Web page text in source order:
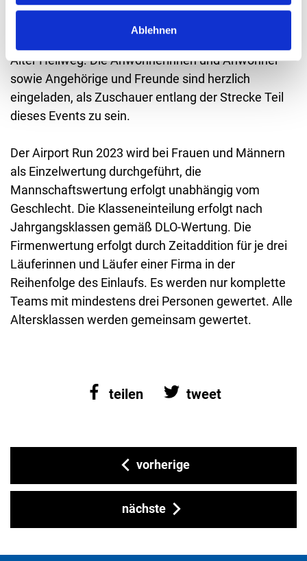
Ablehnen
Tiggstraße/Flughafenstraße bis zum Kötterweg;
Abzweigungen Schmiedeweg, Köhlerstraße,
Alter Hellweg. Die Anwohnerinnen und Anwohner
sowie Angehörige und Freunde sind herzlich
eingeladen, als Zuschauer entlang der Strecke Teil
dieses Events zu sein.
Der Airport Run 2023 wird bei Frauen und Männern
als Einzelwertung durchgeführt, die
Mannschaftswertung erfolgt unabhängig vom
Geschlecht. Die Klasseneinteilung erfolgt nach
Jahrgangsklassen gemäß DLO-Wertung. Die
Firmenwertung erfolgt durch Zeitaddition für je drei
Läuferinnen und Läufer einer Firma in der
Reihenfolge des Einlaufs. Es werden nur komplette
Teams mit mindestens drei Personen gewertet. Alle
Altersklassen werden gemeinsam gewertet.
teilen tweet
vorherige
nächste